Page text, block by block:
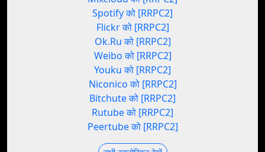
Spotify को [RRPC2]
Flickr को [RRPC2]
Ok.Ru को [RRPC2]
Weibo को [RRPC2]
Youku को [RRPC2]
Niconico को [RRPC2]
Bitchute को [RRPC2]
Rutube को [RRPC2]
Peertube को [RRPC2]